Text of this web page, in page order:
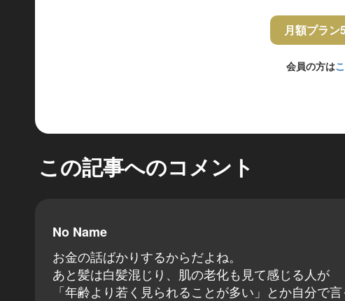
月額プラン
会員の方は
この記事へのコメント
No Name
お金の話ばかりするからだよね。
あと髪は白髪混じり、肌の老化も見て感じる人が
「年齢より若く見られることが多い」とか自分で